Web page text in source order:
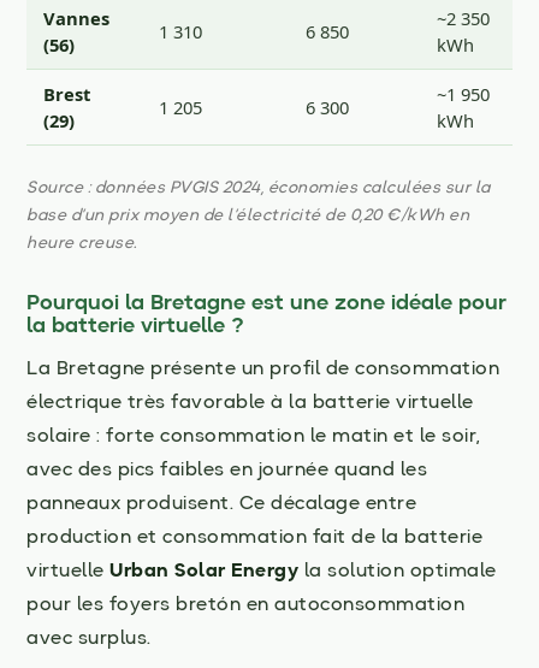
Vannes
(56)
1 310 6 850
~2 350
kWh
Brest
(29)
1 205 6 300
~1 950
kWh
Source : données PVGIS 2024, économies calculées sur la
base d’un prix moyen de l’électricité de 0,20 €/kWh en
heure creuse.
Pourquoi la Bretagne est une zone idéale pour
la batterie virtuelle ?
La Bretagne présente un profil de consommation
électrique très favorable à la batterie virtuelle
solaire : forte consommation le matin et le soir,
avec des pics faibles en journée quand les
panneaux produisent. Ce décalage entre
production et consommation fait de la batterie
virtuelleUrban Solar Energy la solution optimale
pour les foyers bretón en autoconsommation
avec surplus.